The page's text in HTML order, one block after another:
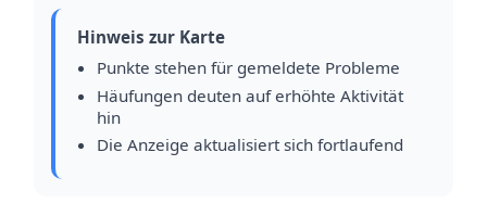
Hinweis zur Karte
Punkte stehen für gemeldete Probleme
Häufungen deuten auf erhöhte Aktivität
hin
Die Anzeige aktualisiert sich fortlaufend